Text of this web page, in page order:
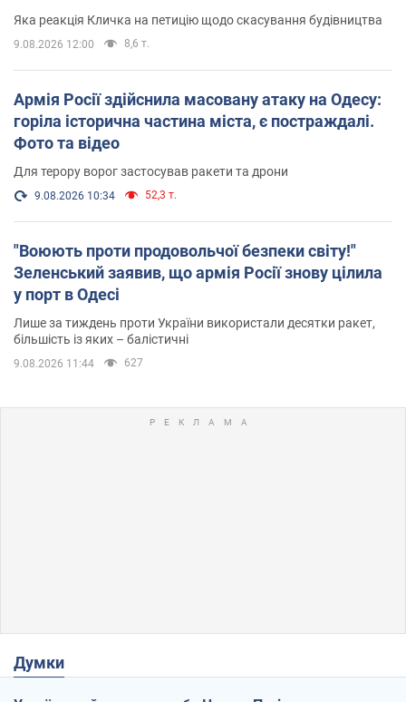
вірянина"
Яка реакція Кличка на петицію щодо скасування будівництва
9.08.2026 12:00 8,6 т.
Армія Росії здійснила масовану атаку на Одесу:
горіла історична частина міста, є постраждалі.
Фото та відео
Для терору ворог застосував ракети та дрони
9.08.2026 10:34 52,3 т.
"Воюють проти продовольчої безпеки світу!"
Зеленський заявив, що армія Росії знову цілила
у порт в Одесі
Лише за тиждень проти України використали десятки ракет,
більшість із яких – балістичні
9.08.2026 11:44 627
Думки